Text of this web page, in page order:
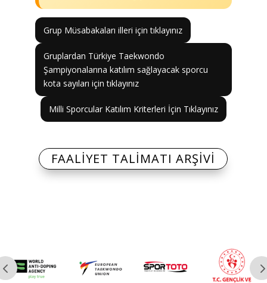
Grup Müsabakaları illeri için tıklayınız
Gruplardan Türkiye Taekwondo
Şampiyonalarına katılım sağlayacak sporcu
kota sayıları için tıklayınız
Milli Sporcular Katılım Kriterleri İçin Tıklayınız
FAALİYET TALİMATI ARŞİVİ